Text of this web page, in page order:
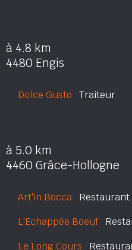
à 4.8 km
4480 Engis
Dolce Gusto Traiteur
à 5.0 km
4460 Grâce-Hollogne
Art'in Bocca Restaurant
L'Echappée Boeuf
Le Long Cours